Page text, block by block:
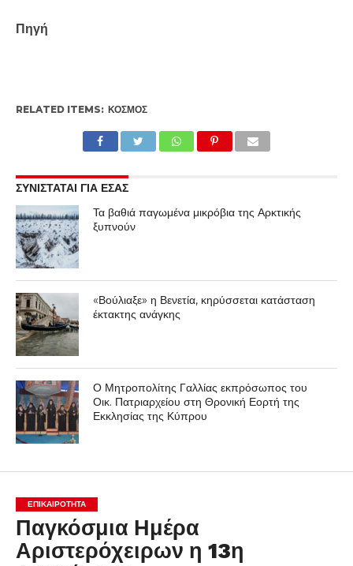
Πηγή
RELATED ITEMS: ΚΌΣΜΟΣ
ΣΥΝΙΣΤΑΤΑΙ ΓΙΑ ΕΣΑΣ
Τα βαθιά παγωμένα μικρόβια της Αρκτικής
ξυπνούν
«Βούλιαξε» η Βενετία, κηρύσσεται κατάσταση
έκτακτης ανάγκης
Ο Μητροπολίτης Γαλλίας εκπρόσωπος του
Οικ. Πατριαρχείου στη Θρονική Εορτή της
Εκκλησίας της Κύπρου
ΕΠΙΚΑΙΡΟΤΗΤΑ
Παγκόσμια Ημέρα
Αριστερόχειρων η 13η